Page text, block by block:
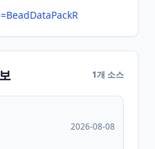
1개 소스
2026-08-08